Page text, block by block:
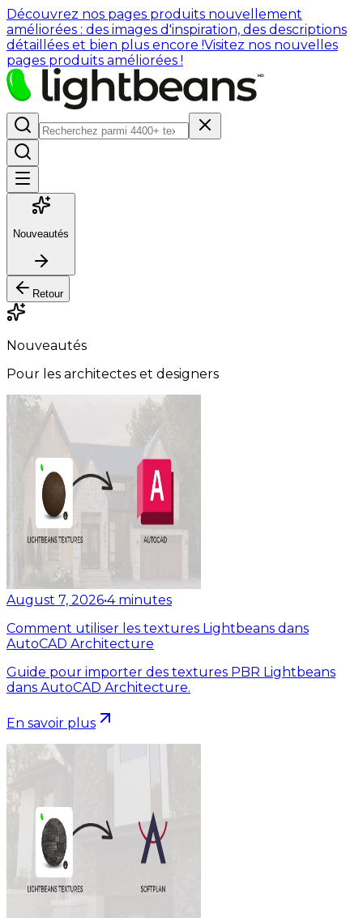
Découvrez nos pages produits nouvellement
améliorées : des images d'inspiration, des descriptions
détaillées et bien plus encore !Visitez nos nouvelles
pages produits améliorées !
Nouveautés
Retour
Nouveautés
Pour les architectes et designers
August 7, 2026•4 minutes
Comment utiliser les textures Lightbeans dans
AutoCAD Architecture
Guide pour importer des textures PBR Lightbeans
dans AutoCAD Architecture.
En savoir plus